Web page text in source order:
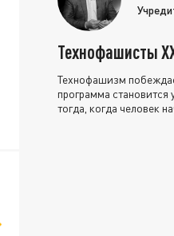
Технофашисты
Технофашизм
программа
тогда, когда человек